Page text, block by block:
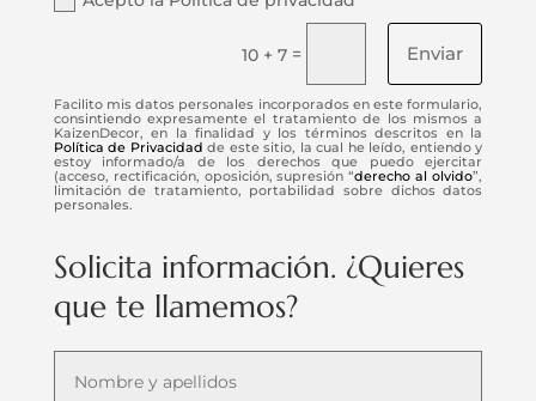
10 + 7 = Enviar
Facilito mis datos personales incorporados en este formulario,
consintiendo expresamente el tratamiento de los mismos a
KaizenDecor, en la finalidad y los términos descritos en la
Política de Privacidad de este sitio, la cual he leído, entiendo y
estoy informado/a de los derechos que puedo ejercitar
(acceso, rectificación, oposición, supresión “derecho al olvido”,
limitación de tratamiento, portabilidad sobre dichos datos
personales.
Solicita información. ¿Quieres
que te llamemos?